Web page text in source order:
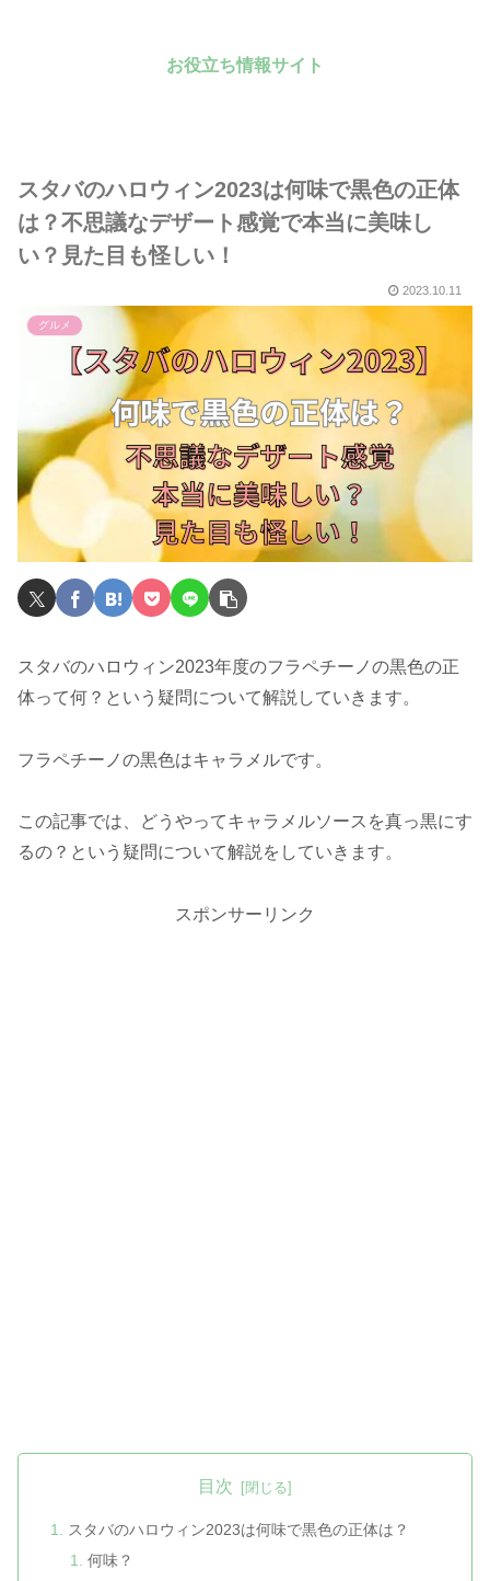
お役立ち情報サイト
スタバのハロウィン2023は何味で黒色の正体
は？不思議なデザート感覚で本当に美味し
い？見た目も怪しい！
2023.10.11
グルメ
スタバのハロウィン2023年度のフラペチーノの黒色の正
体って何？という疑問について解説していきます。
フラペチーノの黒色はキャラメルです。
この記事では、どうやってキャラメルソースを真っ黒にす
るの？という疑問について解説をしていきます。
スポンサーリンク
目次
スタバのハロウィン2023は何味で黒色の正体は？
何味？